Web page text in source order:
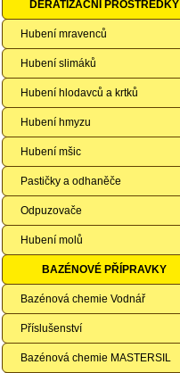
DERATIZAČNÍ PROSTŘEDKY
Hubení mravenců
Hubení slimáků
Hubení hlodavců a krtků
Hubení hmyzu
Hubení mšic
Pastičky a odhaněče
Odpuzovače
Hubení molů
BAZÉNOVÉ PŘÍPRAVKY
Bazénová chemie Vodnář
Příslušenství
Bazénová chemie MASTERSIL